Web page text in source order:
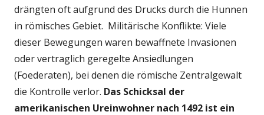
drängten oft aufgrund des Drucks durch die Hunnen
in römisches Gebiet. Militärische Konflikte: Viele
dieser Bewegungen waren bewaffnete Invasionen
oder vertraglich geregelte Ansiedlungen
(Foederaten), bei denen die römische Zentralgewalt
die Kontrolle verlor. Das Schicksal der
amerikanischen Ureinwohner nach 1492 ist ein